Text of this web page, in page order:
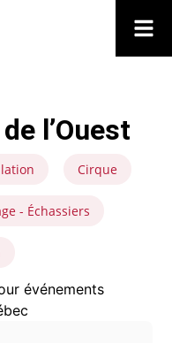
l’Ouest
Cirque
- Échassiers